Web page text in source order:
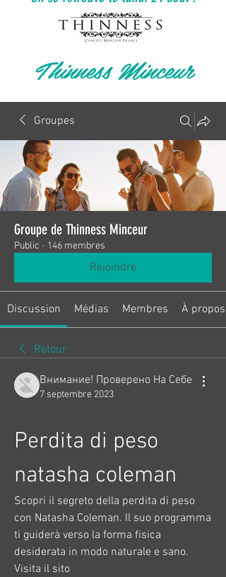
Thinness Minceur
Groupes
Groupe de Thinness Minceur
Public · 146 membres
Rejoindre
Discussion Médias Membres À propos
Retour
Внимание! Проверено На Себе
7 septembre 2023
Perdita di peso
natasha coleman
Scopri il segreto della perdita di peso
con Natasha Coleman. Il suo programma
ti guiderà verso la forma fisica
desiderata in modo naturale e sano.
Visita il sito